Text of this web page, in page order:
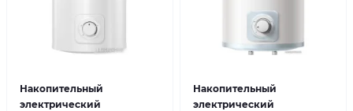
Накопительный
электрический
Накопительный
электрический